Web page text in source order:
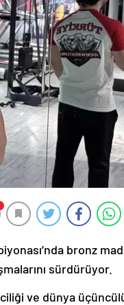
bronz
sürdürüyor.
ve dünya